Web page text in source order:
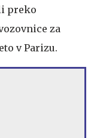
preko
za
v Parizu.